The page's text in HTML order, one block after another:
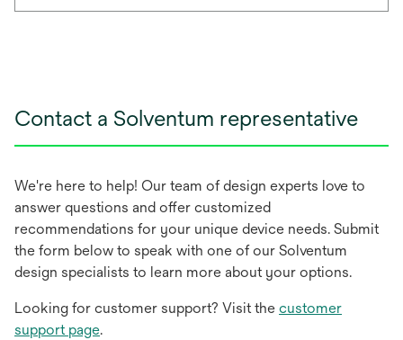
Contact a Solventum representative
We're here to help! Our team of design experts love to
answer questions and offer customized
recommendations for your unique device needs. Submit
the form below to speak with one of our Solventum
design specialists to learn more about your options.
Looking for customer support? Visit the customer
support page.